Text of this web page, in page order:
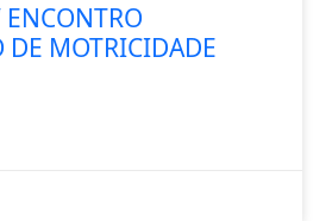
DE MOTRICIDADE